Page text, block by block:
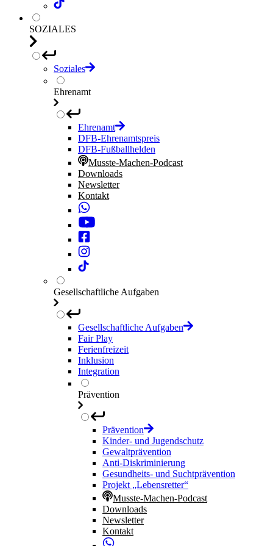
SOZIALES
Soziales
Ehrenamt
Ehrenamt
DFB-Ehrenamtspreis
DFB-Fußballhelden
Musste-Machen-Podcast
Downloads
Newsletter
Kontakt
Gesellschaftliche Aufgaben
Gesellschaftliche Aufgaben
Fair Play
Ferienfreizeit
Inklusion
Integration
Prävention
Prävention
Kinder- und Jugendschutz
Gewaltprävention
Anti-Diskriminierung
Gesundheits- und Suchtprävention
Projekt „Lebensretter“
Musste-Machen-Podcast
Downloads
Newsletter
Kontakt